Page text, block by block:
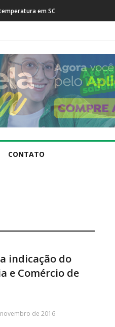
de tráfico internacional
CONTATO
indicação do
e Comércio de
de 2016